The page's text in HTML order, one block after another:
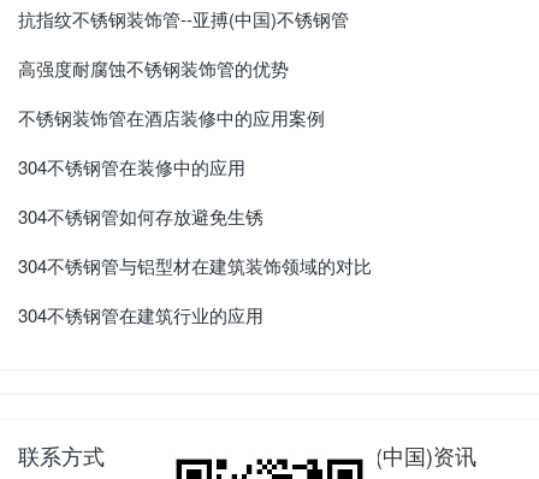
抗指纹不锈钢装饰管--亚搏(中国)不锈钢管
高强度耐腐蚀不锈钢装饰管的优势
不锈钢装饰管在酒店装修中的应用案例
304不锈钢管在装修中的应用
304不锈钢管如何存放避免生锈
304不锈钢管与铝型材在建筑装饰领域的对比
304不锈钢管在建筑行业的应用
联系方式 亚搏(中国)资讯